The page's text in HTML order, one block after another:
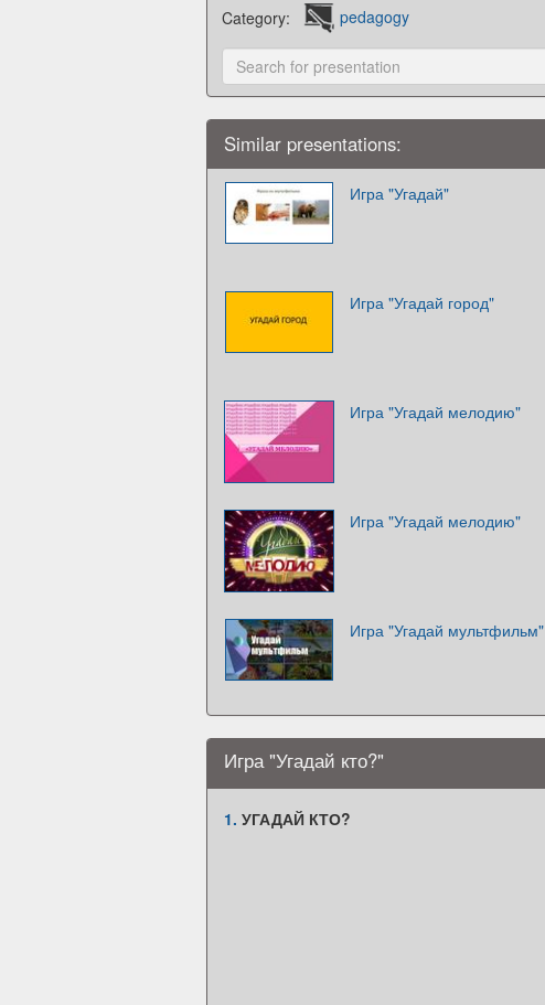
Category: pedagogy
Similar presentations:
Игра "Угадай"
Игра "Угадай город"
Игра "Угадай мелодию"
Игра "Угадай мелодию"
Игра "Угадай мультфильм"
Игра "Угадай кто?"
1. УГАДАЙ КТО?